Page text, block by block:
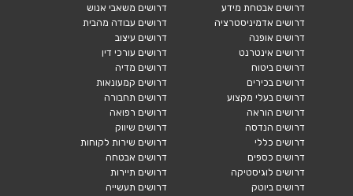
דרושים אבטחת מידע
דרושים אדמיניסטרציה
דרושים אופנה
דרושים אינטרנט
דרושים ביטוח
דרושים בכירים
דרושים בעלי מקצוע
דרושים הוראה
דרושים הנדסה
דרושים כללי
דרושים כספים
דרושים לוגיסטיקה
דרושים ביוטק
דרושים משאבי אנוש
דרושים עבודה מהבית
דרושים עיצוב
דרושים עורכי דין
דרושים מדיה
דרושים קמעונאות
דרושים תחבורה
דרושים רפואה
דרושים שיווק
דרושים שירות לקוחות
דרושים אבטחה
דרושים תיירות
דרושים תעשייה